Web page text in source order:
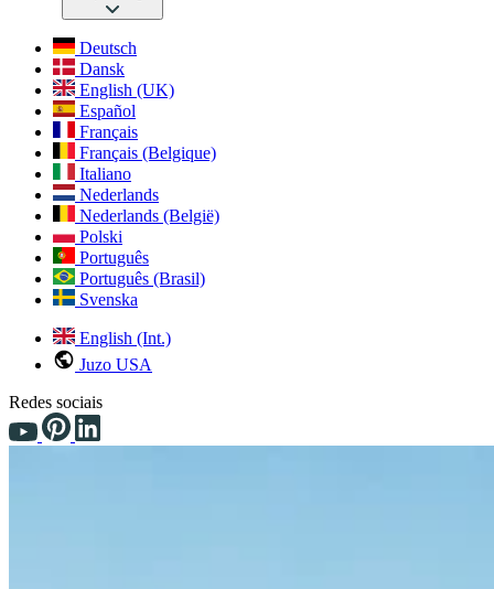
Deutsch
Dansk
English (UK)
Español
Français
Français (Belgique)
Italiano
Nederlands
Nederlands (België)
Polski
Português
Português (Brasil)
Svenska
English (Int.)
Juzo USA
Redes sociais